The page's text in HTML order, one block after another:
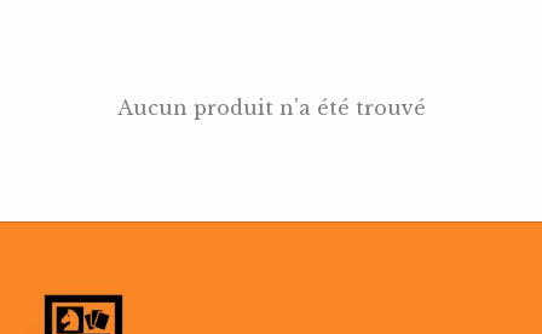
Aucun produit n'a été trouvé